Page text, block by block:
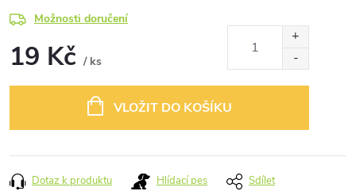
Možnosti doručení
19 Kč / ks
VLOŽIT DO KOŠÍKU
Dotaz k produktu Hlídací pes Sdílet